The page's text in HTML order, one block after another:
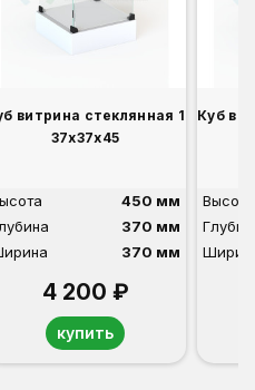
витрина стеклянная 1
37х37х45
450 мм
370 мм
370 мм
4 200 ₽
купить
Куб
Высота